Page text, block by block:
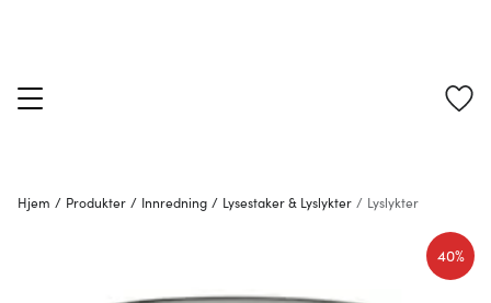
Hjem / Produkter / Innredning / Lysestaker & Lyslykter / Lyslykter
40%